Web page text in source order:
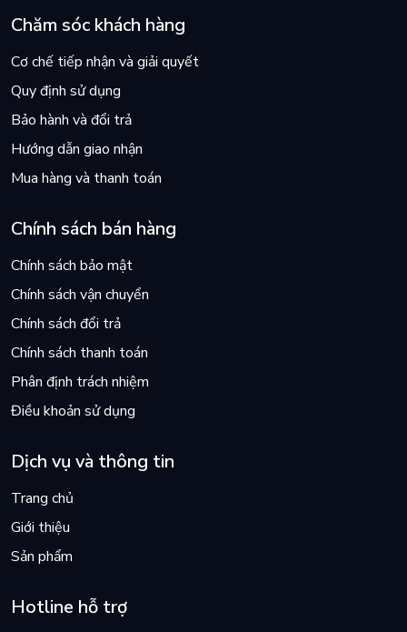
Chăm sóc khách hàng
Cơ chế tiếp nhận và giải quyết
Quy định sử dụng
Bảo hành và đổi trả
Hướng dẫn giao nhận
Mua hàng và thanh toán
Chính sách bán hàng
Chính sách bảo mật
Chính sách vận chuyển
Chính sách đổi trả
Chính sách thanh toán
Phân định trách nhiệm
Điều khoản sử dụng
Dịch vụ và thông tin
Trang chủ
Giới thiệu
Sản phẩm
Hotline hỗ trợ